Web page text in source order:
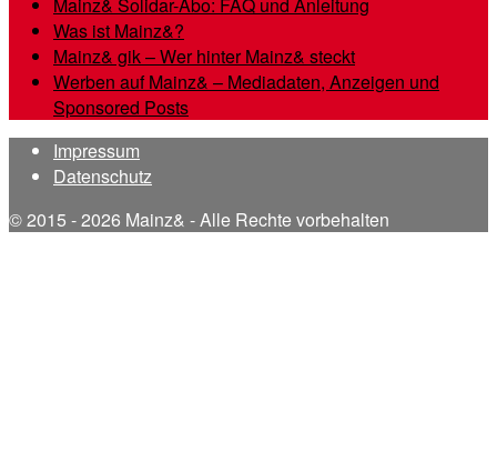
Mainz& Solidar-Abo: FAQ und Anleitung
Was ist Mainz&?
Mainz& gik – Wer hinter Mainz& steckt
Werben auf Mainz& – Mediadaten, Anzeigen und
Sponsored Posts
Impressum
Datenschutz
© 2015 - 2026 Mainz& - Alle Rechte vorbehalten